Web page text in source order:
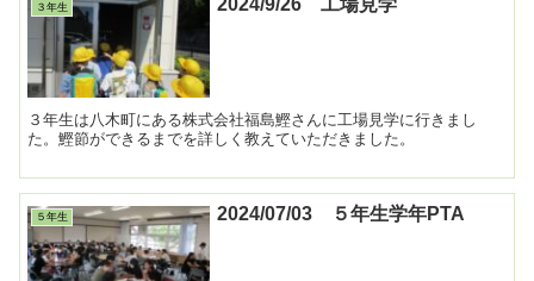
３年生
３年生は八木町にある株式会社福島鰹さんに工場見学に行きまし
た。鰹節ができるまでを詳しく教えていただきました。
５年生 2024/07/03 ５年生学年PTA